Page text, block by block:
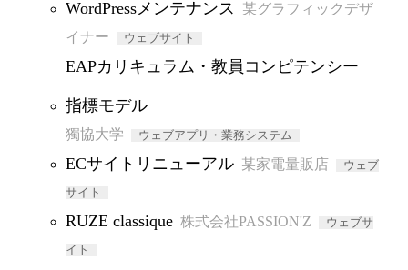
WordPressメンテナンス
某グラフィックデザ
イナー
ウェブサイト
EAPカリキュラム・教員コンピテンシー
指標モデル
獨協大学 ウェブアプリ・業務システム
ECサイトリニューアル 某家電量販店 ウェブ
サイト
RUZE classique 株式会社PASSION'Z ウェブサ
イト